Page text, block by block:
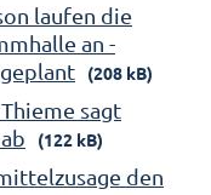
laufen die
an -
(208 kB)
sagt
(122 kB)
den